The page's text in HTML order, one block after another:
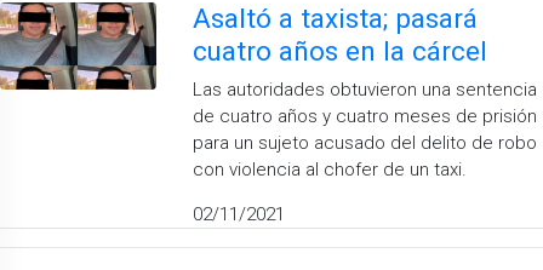
Asaltó a taxista; pasará
cuatro años en la cárcel
Las autoridades obtuvieron una sentencia
de cuatro años y cuatro meses de prisión
para un sujeto acusado del delito de robo
con violencia al chofer de un taxi.
02/11/2021